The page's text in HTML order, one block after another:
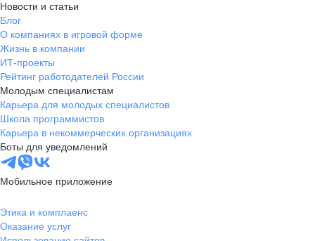
Новости и статьи
Блог
О компаниях в игровой форме
Жизнь в компании
ИТ-проекты
Рейтинг работодателей России
Молодым специалистам
Карьера для молодых специалистов
Школа программистов
Карьера в некоммерческих организациях
Боты для уведомлений
Мобильное приложение
Этика и комплаенс
Оказание услуг